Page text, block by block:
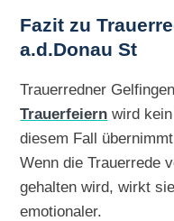
Fazit zu
a.d.Donau St
Trauerredner
Trauerfeiern wird
diesem Fall
Wenn die Trauerrede
gehalten wird, wirkt
emotionaler.